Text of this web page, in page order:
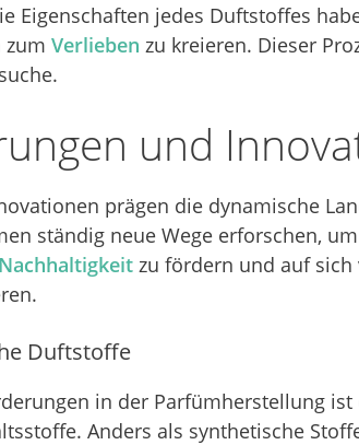
Eigenschaften jedes Duftstoffes
zum Verlieben zu kreieren. Dieser
und
prägen die dynamische
ständig neue Wege erforschen,
Nachhaltigkeit zu fördern und auf
Duftstoffe
in der Parfümherstellung
Anders als synthetische